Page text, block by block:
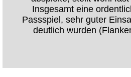
Insgesamt eine
Passspiel, sehr guter
deutlich wurden